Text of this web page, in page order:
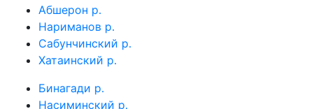
Абшерон р.
Нариманов р.
Сабунчинский р.
Хатаинский р.
Бинагади р.
Насиминский р.